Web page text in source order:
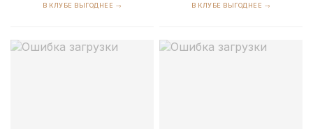
В КЛУБЕ ВЫГОДНЕЕ →
В КЛУБЕ ВЫГОДНЕЕ →